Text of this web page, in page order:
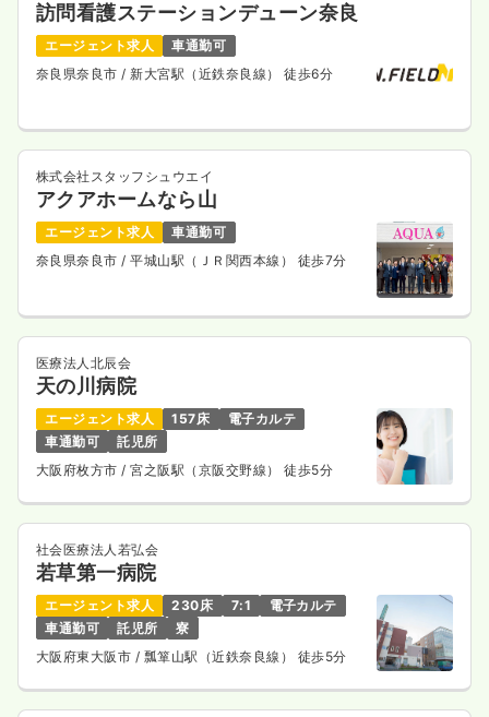
訪問看護ステーションデューン奈良
エージェント求人
車通勤可
奈良県奈良市/ 新大宮駅（近鉄奈良線） 徒歩6分
株式会社スタッフシュウエイ
アクアホームなら山
エージェント求人
車通勤可
奈良県奈良市/ 平城山駅（ＪＲ関西本線） 徒歩7分
医療法人北辰会
天の川病院
エージェント求人 157床
電子カルテ
車通勤可
託児所
大阪府枚方市 / 宮之阪駅（京阪交野線） 徒歩5分
社会医療法人若弘会
若草第一病院
エージェント求人 230床 7:1
電子カルテ
車通勤可
託児所
寮
大阪府東大阪市 / 瓢箪山駅（近鉄奈良線） 徒歩5分